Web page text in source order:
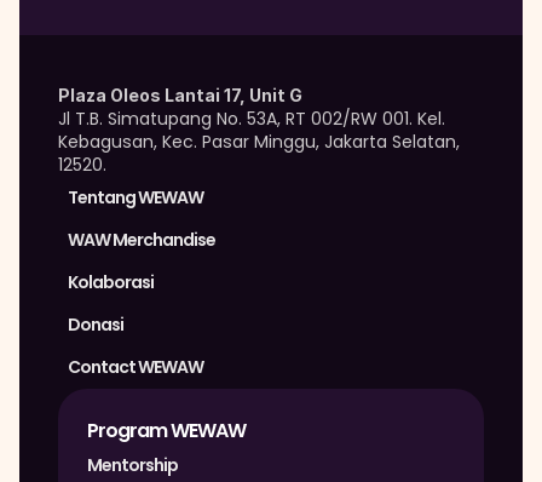
Tentang WEWAW
WAW Merchandise
Kolaborasi
Donasi
Contact WEWAW
Plaza Oleos Lantai 17, Unit G
Jl T.B. Simatupang No. 53A, RT 002/RW 001. Kel.
Kebagusan, Kec. Pasar Minggu, Jakarta Selatan,
12520.
Program WEWAW
Mentorship